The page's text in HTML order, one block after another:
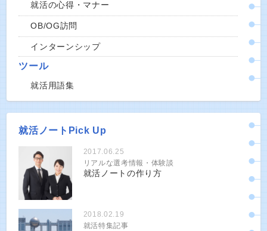
就活の心得・マナー
OB/OG訪問
インターンシップ
ツール
就活用語集
就活ノートPick Up
2017.06.25
リアルな選考情報・体験談
就活ノートの作り方
2018.02.19
就活特集記事